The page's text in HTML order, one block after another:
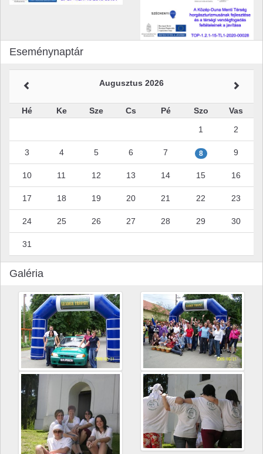
Eseménynaptár
Augusztus 2026
Hé Ke Sze Cs Pé Szo
Vas
1
2
3 4 5 6 7 8 9
10 11 12 13 14 15 16
17 18 19 20 21 22 23
24 25 26 27 28 29 30
31
Galéria